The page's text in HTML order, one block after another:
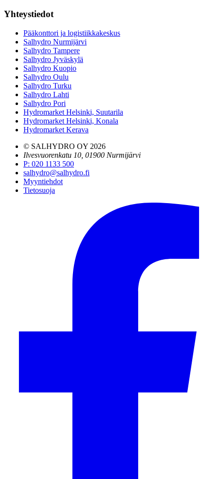
Yhteystiedot
Pääkonttori ja logistiikkakeskus
Salhydro Nurmijärvi
Salhydro Tampere
Salhydro Jyväskylä
Salhydro Kuopio
Salhydro Oulu
Salhydro Turku
Salhydro Lahti
Salhydro Pori
Hydromarket Helsinki, Suutarila
Hydromarket Helsinki, Konala
Hydromarket Kerava
© SALHYDRO OY 2026
Ilvesvuorenkatu 10, 01900 Nurmijärvi
P: 020 1133 500
salhydro@salhydro.fi
Myyntiehdot
Tietosuoja